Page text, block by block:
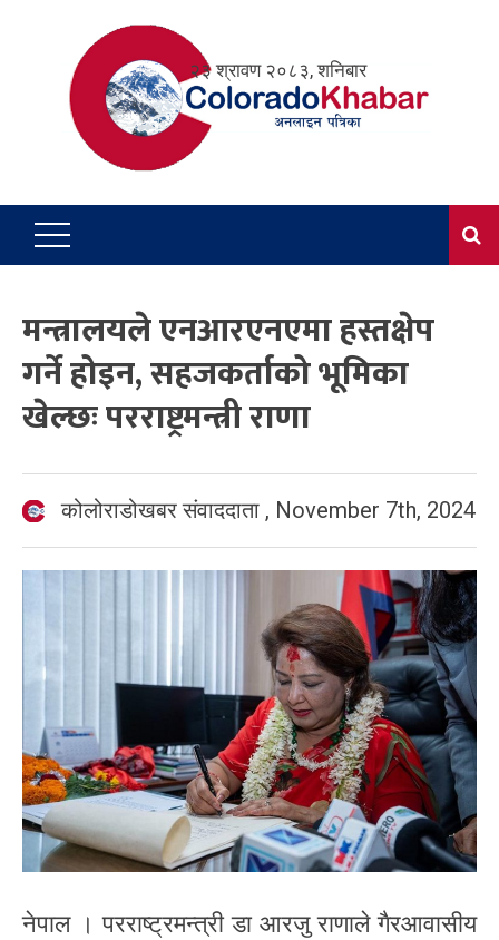
२३ श्रावण २०८३, शनिबार
मन्त्रालयले एनआरएनएमा हस्तक्षेप
गर्ने होइन, सहजकर्ताको भूमिका
खेल्छः परराष्ट्रमन्त्री राणा
कोलोराडोखबर संवाददाता , November 7th, 2024
नेपाल । परराष्ट्रमन्त्री डा आरजु राणाले गैरआवासीय